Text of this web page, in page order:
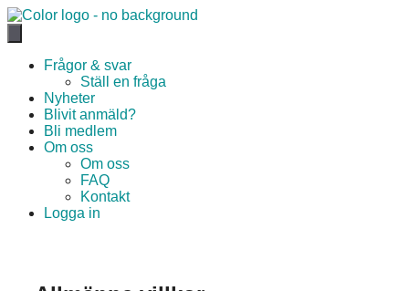
Hoppa
till
innehåll
Frågor & svar
Ställ en fråga
Nyheter
Blivit anmäld?
Bli medlem
Om oss
Om oss
FAQ
Kontakt
Logga in